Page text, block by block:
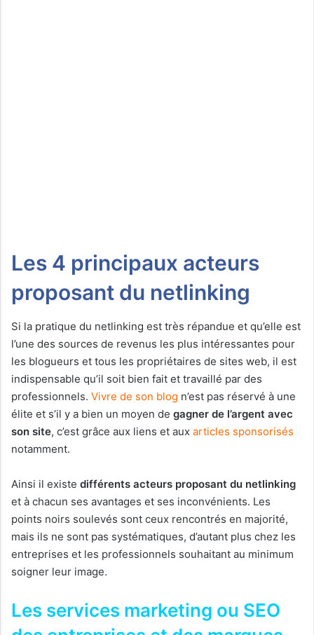
Les 4 principaux acteurs
proposant du netlinking
Si la pratique du netlinking est très répandue et qu’elle est
l’une des sources de revenus les plus intéressantes pour
les blogueurs et tous les propriétaires de sites web, il est
indispensable qu’il soit bien fait et travaillé par des
professionnels. Vivre de son blog n’est pas réservé à une
élite et s’il y a bien un moyen de gagner de l’argent avec
son site, c’est grâce aux liens et aux articles sponsorisés
notamment.
Ainsi il existe différents acteurs proposant du netlinking
et à chacun ses avantages et ses inconvénients. Les
points noirs soulevés sont ceux rencontrés en majorité,
mais ils ne sont pas systématiques, d’autant plus chez les
entreprises et les professionnels souhaitant au minimum
soigner leur image.
Les services marketing ou SEO